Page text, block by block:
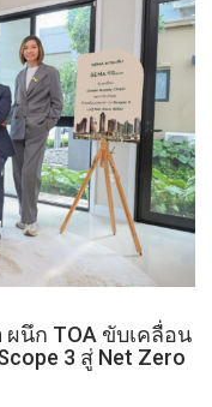
ผนึก TOA ขับเคลื่อน
3 สู่ Net Zero